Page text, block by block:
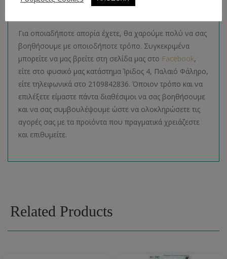
Απορίες
Για οποιαδήποτε απορία έχετε, θα χαρούμε πολύ να σας
βοηθήσουμε με οποιοδήποτε τρόπο. Συγκεκριμένα
μπορείτε να μας βρείτε στη σελίδα μας στο Facebook,
είτε στο φυσικό μας κατάστημα Ίριδος 4, Παλαιό Φάληρο,
είτε τηλεφωνικά στο 2109842836. Όποιον τρόπο και να
επιλέξετε είμαστε πάντα διαθέσιμοι να σας βοηθήσουμε
και να σας συμβουλέψουμε ώστε να ολοκληρώσετε τις
αγορές σας με τα προϊόντα που πραγματικά χρειάζεστε
και επιθυμείτε.
Related Products